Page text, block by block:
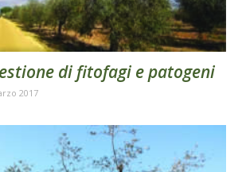
di fitofagi e patogeni
2017